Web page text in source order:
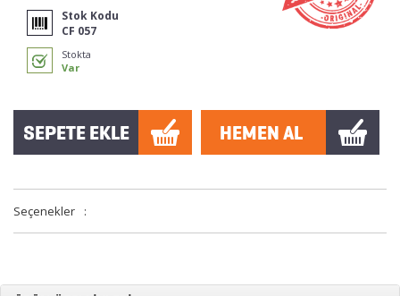
Stok Kodu
CF 057
Stokta
Var
Seçenekler :